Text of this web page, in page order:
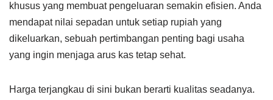
khusus yang membuat pengeluaran semakin efisien. Anda
mendapat nilai sepadan untuk setiap rupiah yang
dikeluarkan, sebuah pertimbangan penting bagi usaha
yang ingin menjaga arus kas tetap sehat.
Harga terjangkau di sini bukan berarti kualitas seadanya.